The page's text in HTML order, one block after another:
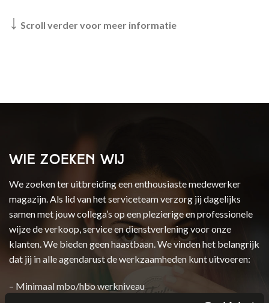
↓ Scroll verder voor meer informatie
WIE ZOEKEN WIJ
We zoeken ter uitbreiding een enthousiaste medewerker
magazijn. Als lid van het serviceteam verzorg jij dagelijks
samen met jouw collega’s op een plezierige en professionele
wijze de verkoop, service en dienstverlening voor onze
klanten. We bieden geen haastbaan. We vinden het belangrijk
dat jij in alle agendarust de werkzaamheden kunt uitvoeren:
– Minimaal mbo/hbo werkniveau